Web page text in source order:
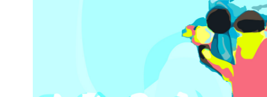
Envíanos tu propuesta
Buzón de sugerencias